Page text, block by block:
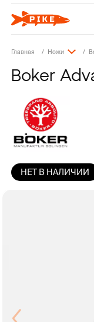
Главная Ножи
Boker
НЕТ В НАЛИЧИИ